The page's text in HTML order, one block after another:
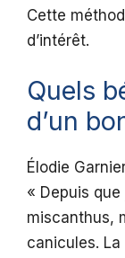
Cette
d’intérêt.
Quels
d’un
Élodie
« Depuis que
miscanthus,
canicules.